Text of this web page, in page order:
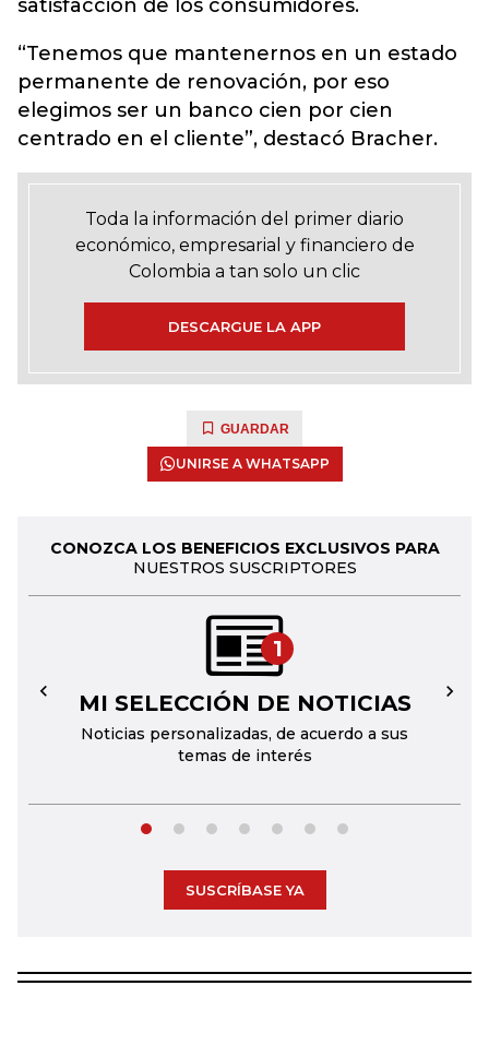
satisfacción de los consumidores.
“Tenemos que mantenernos en un estado
permanente de renovación, por eso
elegimos ser un banco cien por cien
centrado en el cliente”, destacó Bracher.
Toda la información del primer diario
económico, empresarial y financiero de
Colombia a tan solo un clic
DESCARGUE LA APP
GUARDAR
UNIRSE A WHATSAPP
CONOZCA LOS BENEFICIOS EXCLUSIVOS PARA
NUESTROS SUSCRIPTORES
1
MI SELECCIÓN DE NOTICIAS
Noticias personalizadas, de acuerdo a sus
temas de interés
← →
SUSCRÍBASE YA